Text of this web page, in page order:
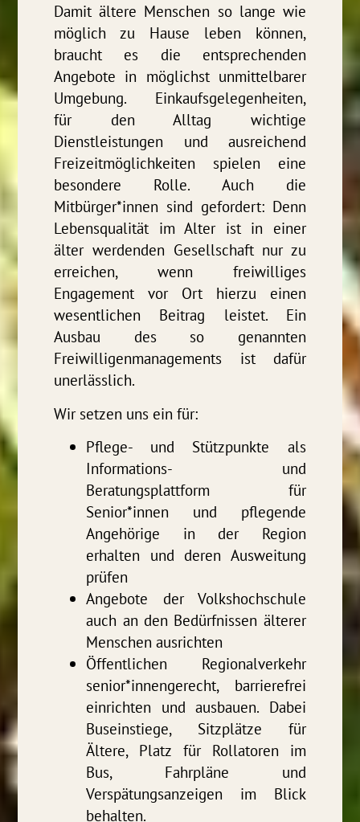
Damit ältere Menschen so lange wie
möglich zu Hause leben können,
braucht es die entsprechenden
Angebote in möglichst unmittelbarer
Umgebung. Einkaufsgelegenheiten,
für den Alltag wichtige
Dienstleistungen und ausreichend
Freizeitmöglichkeiten spielen eine
besondere Rolle. Auch die
Mitbürger*innen sind gefordert: Denn
Lebensqualität im Alter ist in einer
älter werdenden Gesellschaft nur zu
erreichen, wenn freiwilliges
Engagement vor Ort hierzu einen
wesentlichen Beitrag leistet. Ein
Ausbau des so genannten
Freiwilligenmanagements ist dafür
unerlässlich.
Wir setzen uns ein für:
Pflege- und Stützpunkte als
Informations- und
Beratungsplattform für
Senior*innen und pflegende
Angehörige in der Region
erhalten und deren Ausweitung
prüfen
Angebote der Volkshochschule
auch an den Bedürfnissen älterer
Menschen ausrichten
Öffentlichen Regionalverkehr
senior*innengerecht, barrierefrei
einrichten und ausbauen. Dabei
Buseinstiege, Sitzplätze für
Ältere, Platz für Rollatoren im
Bus, Fahrpläne und
Verspätungsanzeigen im Blick
behalten.